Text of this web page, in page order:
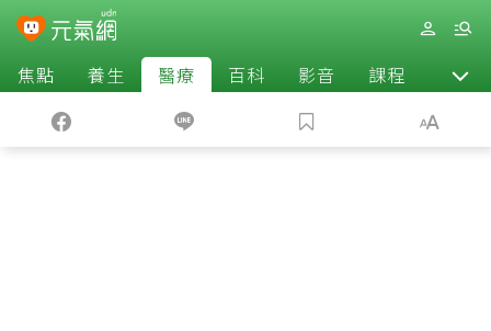
焦點 養生 醫療 百科 影音 課程 退休